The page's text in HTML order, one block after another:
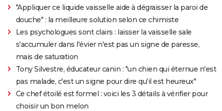
"Appliquer ce liquide vaisselle aide à dégraisser la paroi de
douche" : la meilleure solution selon ce chimiste
Les psychologues sont clairs : laisser la vaisselle sale
s'accumuler dans l'évier n'est pas un signe de paresse,
mais de saturation
Tony Silvestre, éducateur canin : "un chien qui éternue n'est
pas malade, c'est un signe pour dire qu'il est heureux"
Ce chef étoilé est formel : voici les 3 détails à vérifier pour
choisir un bon melon